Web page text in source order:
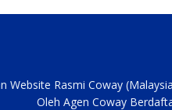
Website Rasmi Coway
Oleh Agen Coway